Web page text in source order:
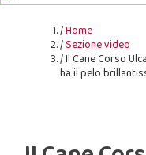
Home
Sezione video
Il Cane Corso
ha il pelo